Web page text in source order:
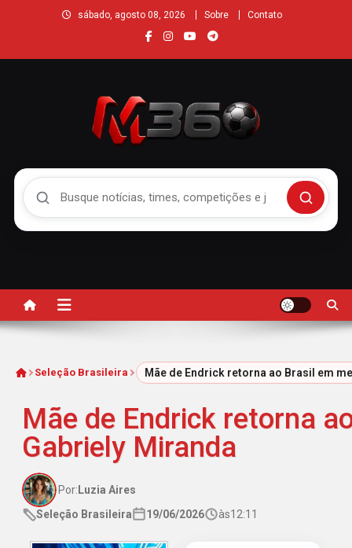
sábado, agosto 08, 2026 Sobre Contato
Buscar
InícioSeleção Brasileira Mãe de Endrick retorna ao Brasil em
Mãe de Endrick retorna
Gabriely Miranda
Por: Luzia Aires
Seleção Brasileira
19/06/2026 às12:11